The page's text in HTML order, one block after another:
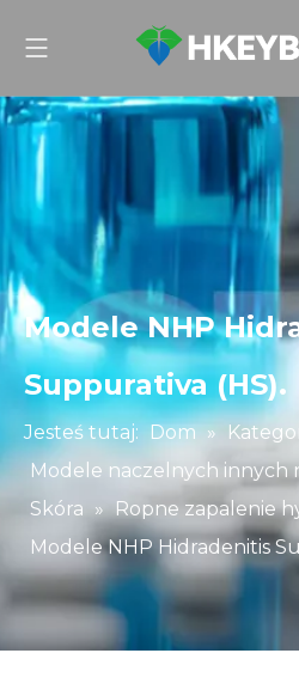
Modele NHP
Suppurativa (HS).
Jesteś tutaj: Dom »
Modele naczelnych innych
Skóra » Ropne zapalenie
Modele NHP Hidradenitis